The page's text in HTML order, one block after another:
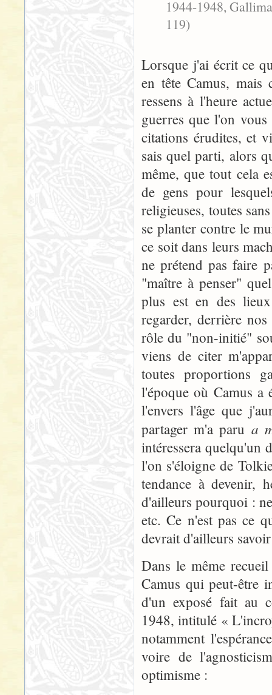
1944-1948,
119)
Lorsque j'ai écrit ce
en tête Camus, mais
ressens à l'heure
guerres que l'on
citations érudites, et
sais quel parti, alors
même, que tout cela
de gens pour
religieuses, toutes
se planter contre le
ce soit dans leurs
ne prétend pas faire
"maître à penser"
plus est en des
regarder, derrière
rôle du "non-initié"
viens de citer
toutes proportions
l'époque où Camus
l'envers l'âge que
partager m'a paru a
intéressera quelqu'un
l'on s'éloigne de
tendance à devenir,
d'ailleurs pourquoi :
etc. Ce n'est pas ce
devrait d'ailleurs
Dans le même
Camus qui peut-être
d'un exposé fait au
1948, intitulé «
notamment
voire de
optimisme :